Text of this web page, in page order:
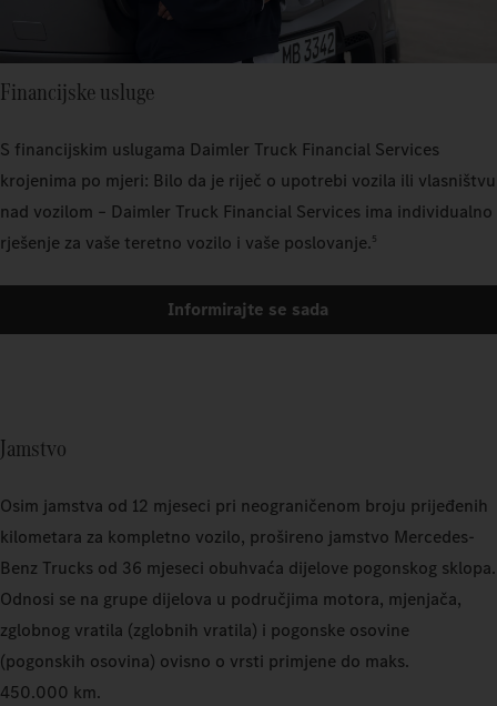
Financijske usluge
S financijskim uslugama Daimler Truck Financial Services
krojenima po mjeri: Bilo da je riječ o upotrebi vozila ili vlasništvu
nad vozilom – Daimler Truck Financial Services ima individualno
rješenje za vaše teretno vozilo i vaše poslovanje.5
Informirajte se sada
Jamstvo
Osim jamstva od 12 mjeseci pri neograničenom broju prijeđenih
kilometara za kompletno vozilo, prošireno jamstvo Mercedes-
Benz Trucks od 36 mjeseci obuhvaća dijelove pogonskog sklopa.
Odnosi se na grupe dijelova u područjima motora, mjenjača,
zglobnog vratila (zglobnih vratila) i pogonske osovine
(pogonskih osovina) ovisno o vrsti primjene do maks.
450.000 km.